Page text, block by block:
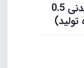
مکمل های ویتامینه و معدنی 0.5